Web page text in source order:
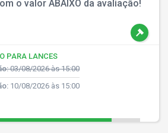
o valor ABAIXO da avaliação!
PARA LANCES
03/08/2026 às 15:00
10/08/2026 às 15:00